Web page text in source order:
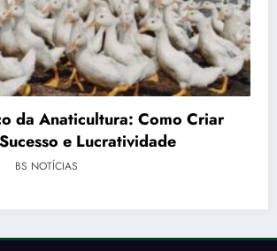
Anaticultura: Como Criar
e Lucratividade